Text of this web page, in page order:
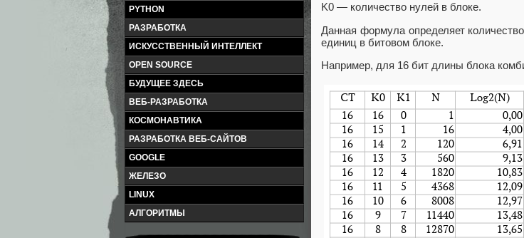
PYTHON
РАЗРАБОТКА
ИСКУССТВЕННЫЙ ИНТЕЛЛЕКТ
OPEN SOURCE
БУДУЩЕЕ ЗДЕСЬ
ВЕБ-РАЗРАБОТКА
КОСМОНАВТИКА
РАЗРАБОТКА ВЕБ-САЙТОВ
GOOGLE
ЖЕЛЕЗО
LINUX
АЛГОРИТМЫ
K0 — количество нулей в блоке.
Данная формула определяет
единиц в битовом блоке.
Например, для 16 бит длины блока